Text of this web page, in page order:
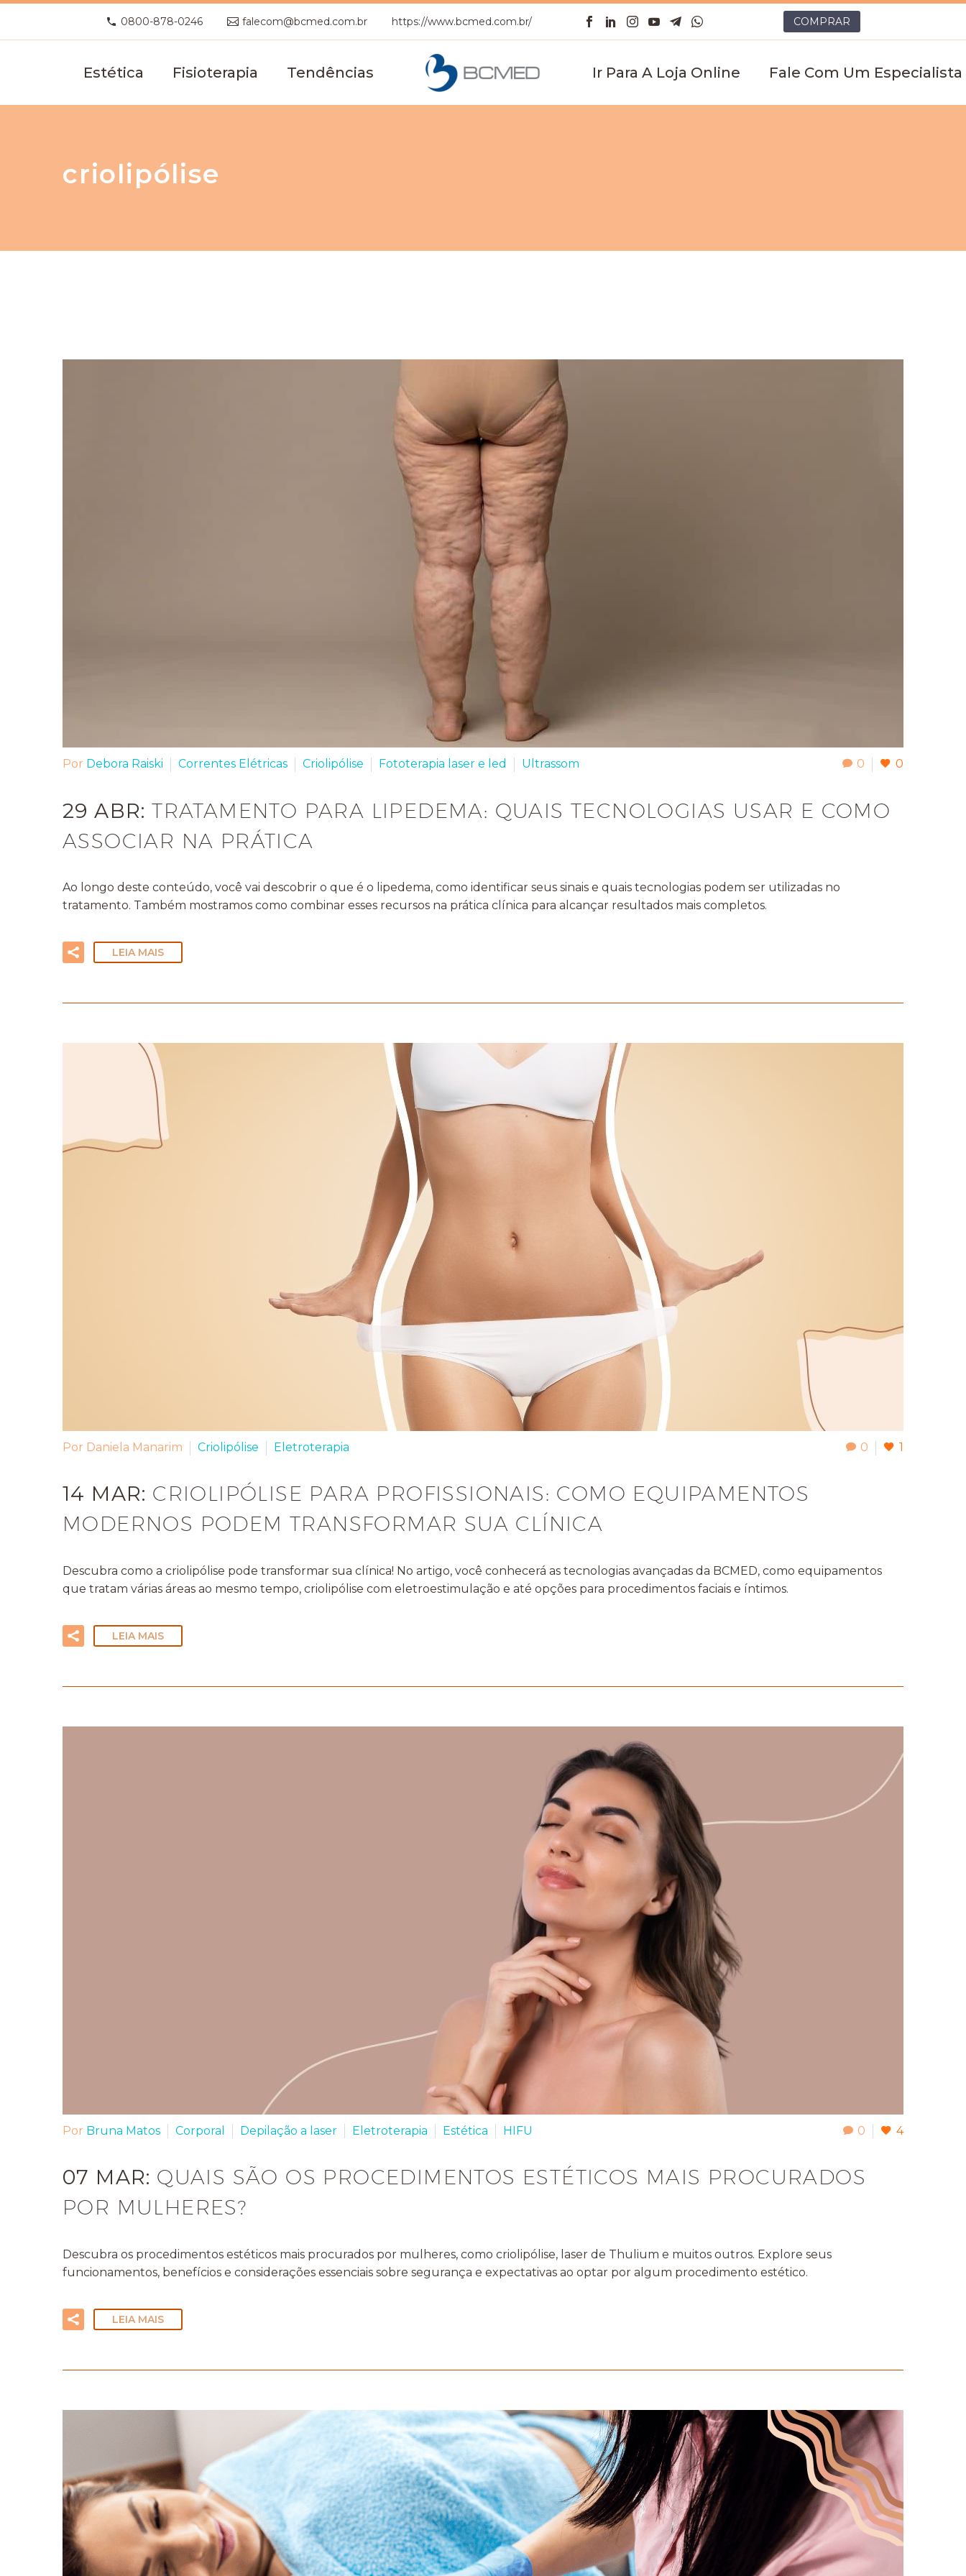
0800-878-0246 falecom@bcmed.com.br https://www.bcmed.com.br/ COMPRAR
Estética Fisioterapia Tendências Ir Para A Loja Online Fale Com Um Especialista
criolipólise
0 0
Por Debora Raiski Correntes Elétricas Criolipólise Fototerapia laser e led Ultrassom
29 ABR:TRATAMENTO PARA LIPEDEMA: QUAIS TECNOLOGIAS USAR E COMO
ASSOCIAR NA PRÁTICA
Ao longo deste conteúdo, você vai descobrir o que é o lipedema, como identificar seus sinais e quais tecnologias podem ser utilizadas no
tratamento. Também mostramos como combinar esses recursos na prática clínica para alcançar resultados mais completos.
LEIA MAIS
0 1
Por Daniela Manarim Criolipólise Eletroterapia
14 MAR: CRIOLIPÓLISE PARA PROFISSIONAIS: COMO EQUIPAMENTOS
MODERNOS PODEM TRANSFORMAR SUA CLÍNICA
Descubra como a criolipólise pode transformar sua clínica! No artigo, você conhecerá as tecnologias avançadas da BCMED, como equipamentos
que tratam várias áreas ao mesmo tempo, criolipólise com eletroestimulação e até opções para procedimentos faciais e íntimos.
LEIA MAIS
0 4
Por Bruna Matos Corporal Depilação a laser Eletroterapia Estética HIFU
07 MAR: QUAIS SÃO OS PROCEDIMENTOS ESTÉTICOS MAIS PROCURADOS
POR MULHERES?
Descubra os procedimentos estéticos mais procurados por mulheres, como criolipólise, laser de Thulium e muitos outros. Explore seus
funcionamentos, benefícios e considerações essenciais sobre segurança e expectativas ao optar por algum procedimento estético.
LEIA MAIS